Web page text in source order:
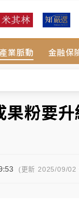
產業脈動 金融保
4時強制拖吊 中午
降雨 東部高溫飆38
！律師掮客大玩兩
桃園 公開上任首
果粉要
(更新 2025/09/02